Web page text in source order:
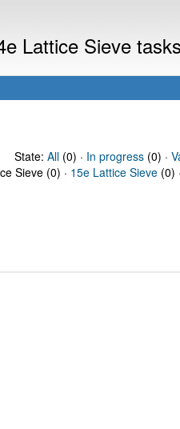
Lattice Sieve
State: All(0) · In progress(0) ·
Sieve (0) · 15e Lattice Sieve (0) ·